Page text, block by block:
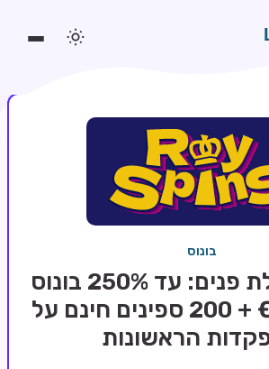
בונוס
חבילת קבלת פנים: עד 250% בונוס
עד €2,000 + 200 ספינים חינם על
הראשונות